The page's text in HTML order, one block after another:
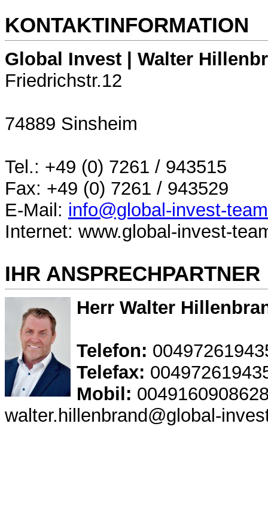
KONTAKTINFORMATION
Global Invest | Walter
Friedrichstr.12
74889 Sinsheim
Tel.: +49 (0) 7261 / 943515
Fax: +49 (0) 7261 / 943529
E-Mail: info@global-invest-
Internet: www.global-invest-
IHR ANSPRECHPARTNER
Herr Walter
Telefon:
Telefax:
Mobil:
walter.hillenbrand@global-